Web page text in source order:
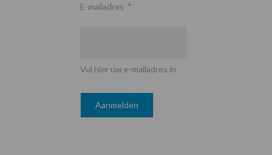
E-mailadres *
Vul hier uw e-mailadres in